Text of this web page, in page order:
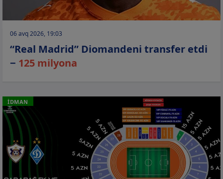
06 avq 2026, 19:03
“Real Madrid” Diomandeni transfer etdi
− 125 milyona
İDMAN